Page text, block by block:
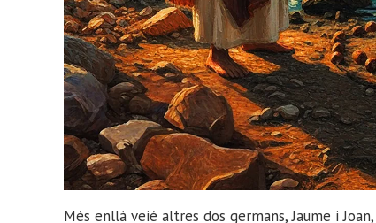
Més enllà veié altres dos germans, Jaume i